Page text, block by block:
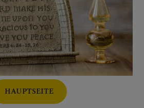
HAUPTSEITE